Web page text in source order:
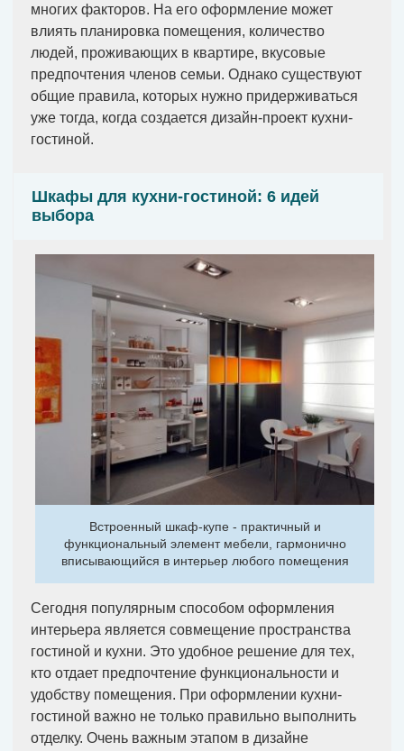
многих факторов. На его оформление может
влиять планировка помещения, количество
людей, проживающих в квартире, вкусовые
предпочтения членов семьи. Однако существуют
общие правила, которых нужно придерживаться
уже тогда, когда создается дизайн-проект кухни-
гостиной.
Шкафы для кухни-гостиной: 6 идей
выбора
Встроенный шкаф-купе - практичный и
функциональный элемент мебели, гармонично
вписывающийся в интерьер любого помещения
Сегодня популярным способом оформления
интерьера является совмещение пространства
гостиной и кухни. Это удобное решение для тех,
кто отдает предпочтение функциональности и
удобству помещения. При оформлении кухни-
гостиной важно не только правильно выполнить
отделку. Очень важным этапом в дизайне